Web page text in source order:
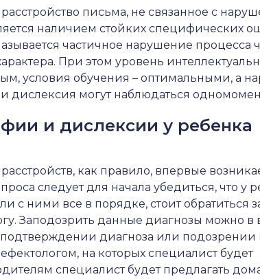
письма, не связанное с
наличием стойких специфических
частичное нарушение процесса
При этом уровень
условия обучения – оптимальными, а
дислексия могут наблюдаться
и дислексии у ребенка
как правило, впервые
следует для начала убедиться, что у
с ними все в порядке, стоит обратиться
Заподозрить данные диагнозы можно в
подтверждении диагноза или подозрении
на которых специалист будет
специалист будет предлагать